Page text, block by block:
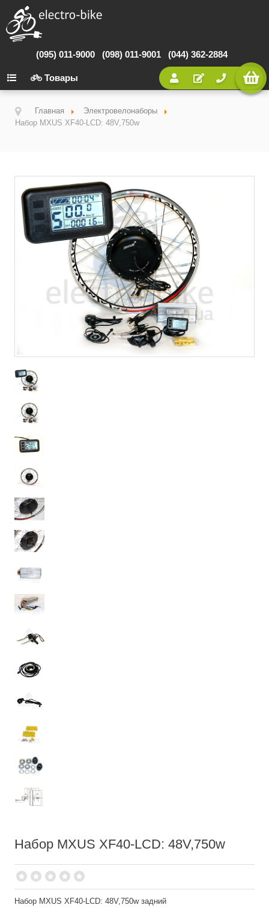
(095) 011-9000 (098) 011-9001 (044) 362-2884
Товары
Главная
Электровелонаборы
Набор MXUS XF40-LСD: 48V,750w
Набор MXUS XF40-LСD: 48V,750w
Набор MXUS XF40-LСD: 48V,750w задний